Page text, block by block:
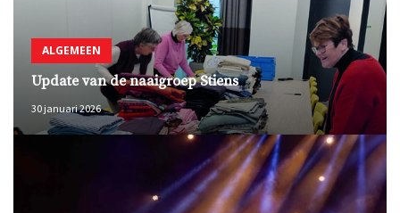
ALGEMEEN
Update van de naaigroep Stiens
30 januari 2026